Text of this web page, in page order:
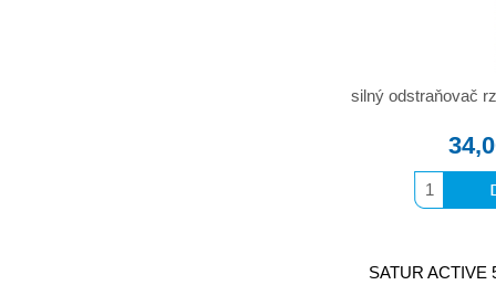
silný odstraňovač
SATUR ACTIVE